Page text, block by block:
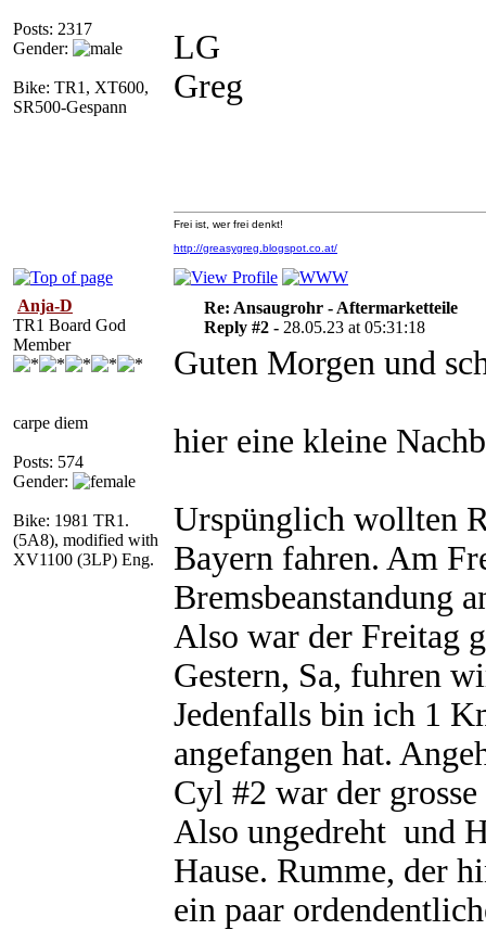
Posts: 2317
Gender:
Bike: TR1, XT600,
SR500-Gespann
LG
Greg
Frei ist, wer frei denkt!
http://greasygreg.blogspot.co.at/
Anja-D
TR1 Board God
Member
carpe diem
Posts: 574
Gender:
Bike: 1981 TR1.
(5A8), modified with
XV1100 (3LP) Eng.
Re: Ansaugrohr - Aftermarketteile
Reply #2 - 28.05.23 at 05:31:18
Guten Morgen und
hier eine kleine
Urspünglich wollten
Bayern fahren. Am
Bremsbeanstandung
Also war der Freitag
Gestern, Sa, fuhren
Jedenfalls bin ich 1
angefangen hat.
Cyl #2 war der
Also ungedreht und
Hause. Rumme, der
ein paar